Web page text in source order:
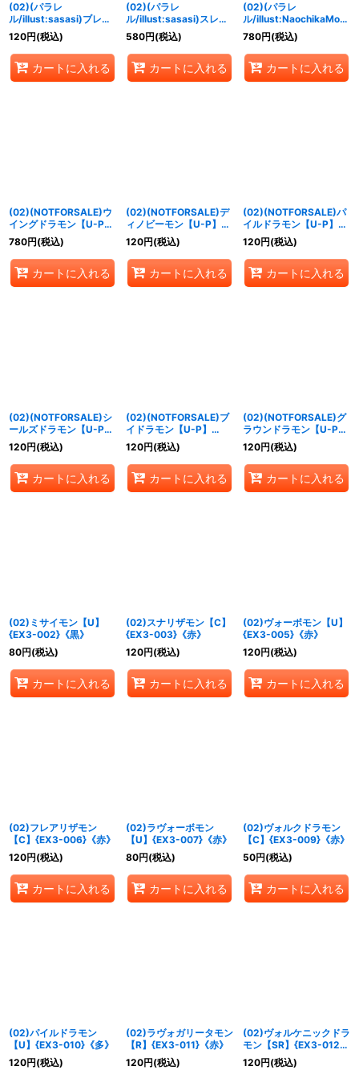
(02)(パラレ
ル/illust:sasasi)ブレイ
クドラモン【R-P】
{EX3-044}《緑》
120円(税込)
カートに入れる
(02)(パラレ
ル/illust:sasasi)スレイ
ヤードラモン【R-P】
{EX3-024}《青》
580円(税込)
カートに入れる
(02)(パラレ
ル/illust:NaochikaMori
shita)ダークドラモン
【SR-P】{EX3-054}
《黒》
780円(税込)
カートに入れる
(02)(NOTFORSALE)ウ
イングドラモン【U-P】
{EX3-020}《青》
780円(税込)
カートに入れる
(02)(NOTFORSALE)デ
ィノビーモン【U-P】
{EX3-061}《多》
120円(税込)
カートに入れる
(02)(NOTFORSALE)パ
イルドラモン【U-P】
{EX3-010}《多》
120円(税込)
カートに入れる
(02)(NOTFORSALE)シ
ールズドラモン【U-P】
{EX3-049}《黒》
120円(税込)
カートに入れる
(02)(NOTFORSALE)ブ
イドラモン【U-P】
{EX3-031}《黄》
120円(税込)
カートに入れる
(02)(NOTFORSALE)グ
ラウンドラモン【U-P】
{EX3-041}《緑》
120円(税込)
カートに入れる
(02)ミサイモン【U】
{EX3-002}《黒》
80円(税込)
カートに入れる
(02)スナリザモン【C】
{EX3-003}《赤》
120円(税込)
カートに入れる
(02)ヴォーボモン【U】
{EX3-005}《赤》
120円(税込)
カートに入れる
(02)フレアリザモン
【C】{EX3-006}《赤》
120円(税込)
カートに入れる
(02)ラヴォーボモン
【U】{EX3-007}《赤》
80円(税込)
カートに入れる
(02)ヴォルクドラモン
【C】{EX3-009}《赤》
50円(税込)
カートに入れる
(02)パイルドラモン
【U】{EX3-010}《多》
120円(税込)
(02)ラヴォガリータモン
【R】{EX3-011}《赤》
120円(税込)
(02)ヴォルケニックドラ
モン【SR】{EX3-012}
《赤》
120円(税込)